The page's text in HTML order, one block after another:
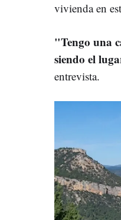
vivienda en
"Tengo una
siendo el
entrevista.